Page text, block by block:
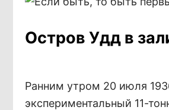
Остров Удд в
Ранним утром 20 июля
экспериментальный 11-